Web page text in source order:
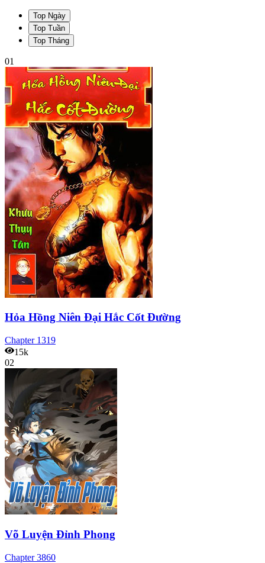
Top Ngày
Top Tuần
Top Tháng
01
Hỏa Hồng Niên Đại Hắc Cốt Đường
Chapter 1319
15k
02
Võ Luyện Đỉnh Phong
Chapter3860